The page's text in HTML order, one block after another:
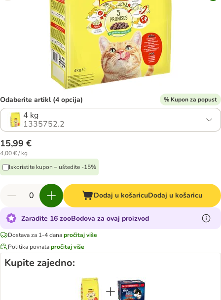
Odaberite artikl (4 opcija) % Kupon za popust
4 kg
1335752.2
15,99 €
4,00 € / kg
Iskoristite kupon – uštedite -15%
Dodaj u košaricuDodaj u košaricu
Zaradite 16 zooBodova za ovaj proizvod
Dostava za 1-4 danapročitaj više
Politika povratapročitaj više
Kupite zajedno: